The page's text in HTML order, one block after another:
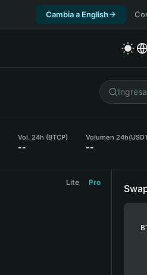
Cambia a English
Vol. 24h (BTCP)
--
Volumen 24h
--
Lite Pro